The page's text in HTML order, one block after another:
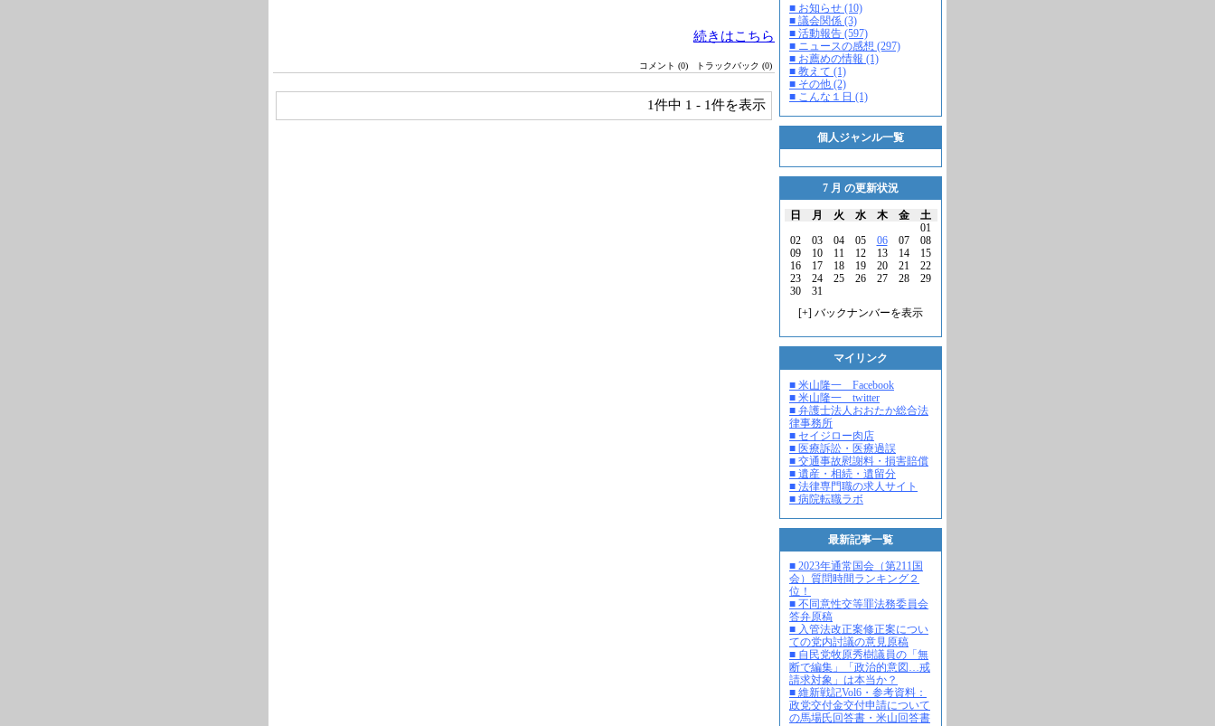
■ お知らせ (10)
■ 議会関係 (3)
■ 活動報告 (597)
■ ニュースの感想 (297)
■ お薦めの情報 (1)
■ 教えて (1)
■ その他 (2)
■ こんな１日 (1)
個人ジャンル一覧
7 月 の更新状況
日 月 火 水 木 金
土
01
02
03 04 05 06 07
08
09
10 11 12 13 14
15
16
17 18 19 20 21
22
23
24 25 26 27 28
29
30
31
[+] バックナンバーを表示
マイリンク
■ 米山隆一 Facebook
■ 米山隆一 twitter
■ 弁護士法人おおたか総合法
律事務所
■ セイジロー肉店
■ 医療訴訟・医療過誤
■ 交通事故慰謝料・損害賠償
■ 遺産・相続・遺留分
■ 法律専門職の求人サイト
■ 病院転職ラボ
最新記事一覧
■ 2023年通常国会（第211国
会）質問時間ランキング２
位！
■ 不同意性交等罪法務委員会
答弁原稿
■ 入管法改正案修正案につい
ての党内討議の意見原稿
■ 自民党牧原秀樹議員の「無
断で編集」「政治的意図…戒
請求対象」は本当か？
■ 維新戦記Vol6・参考資料：
政党交付金交付申請について
の馬場氏回答書・米山回答書
続きはこちら
コメント (0) トラックバック (0)
1件中 1 - 1件を表示